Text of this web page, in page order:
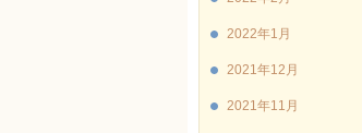
2022年1月
2021年12月
2021年11月